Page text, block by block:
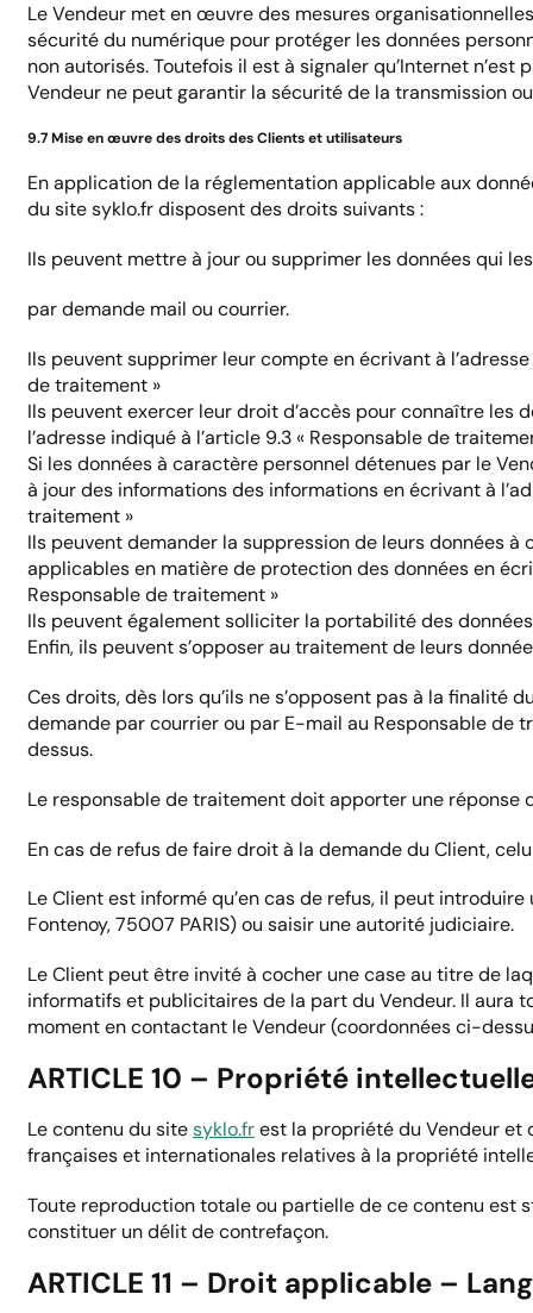
Le Vendeur met en œuvre des mesures
sécurité du numérique pour protéger les données
non autorisés. Toutefois il est à signaler qu’Internet
Vendeur ne peut garantir la sécurité de la transmission
9.7 Mise en œuvre des droits des Clients et utilisateurs
En application de la réglementation applicable aux
du site syklo.fr disposent des droits suivants :
Ils peuvent mettre à jour ou supprimer les données qui
par demande mail ou courrier.
Ils peuvent supprimer leur compte en écrivant à
de traitement »
Ils peuvent exercer leur droit d’accès pour connaître les
l’adresse indiqué à l’article 9.3 « Responsable de
Si les données à caractère personnel détenues par le
à jour des informations des informations en écrivant à
traitement »
Ils peuvent demander la suppression de leurs données
applicables en matière de protection des données en
Responsable de traitement »
Ils peuvent également solliciter la portabilité des
Enfin, ils peuvent s’opposer au traitement de leurs
Ces droits, dès lors qu’ils ne s’opposent pas à la finalité
demande par courrier ou par E-mail au Responsable
dessus.
Le responsable de traitement doit apporter une réponse
En cas de refus de faire droit à la demande du Client,
Le Client est informé qu’en cas de refus, il peut
Fontenoy, 75007 PARIS) ou saisir une autorité judiciaire.
Le Client peut être invité à cocher une case au titre de
informatifs et publicitaires de la part du Vendeur. Il aura
moment en contactant le Vendeur (coordonnées ci-
ARTICLE 10 – Propriété
Le contenu du sitesyklo.frest la propriété du Vendeur et
françaises et internationales relatives à la propriété
Toute reproduction totale ou partielle de ce contenu
constituer un délit de contrefaçon.
ARTICLE 11 – Droit applicable –